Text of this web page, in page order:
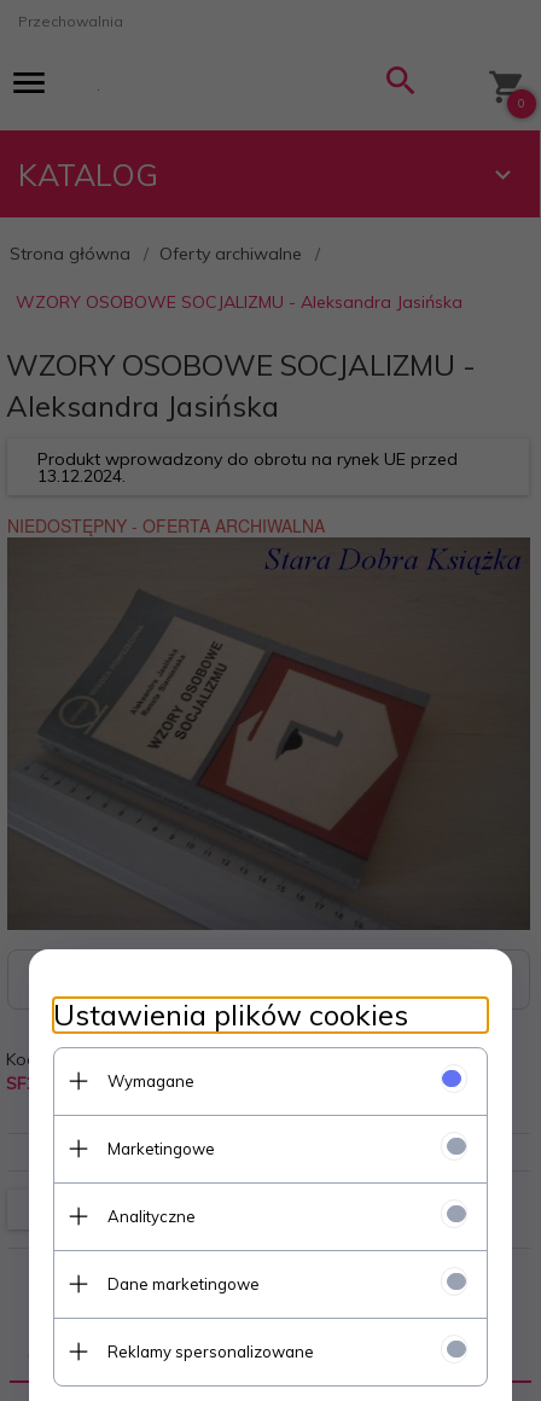
Przechowalnia
0
KATALOG
Strona główna Oferty archiwalne
WZORY OSOBOWE SOCJALIZMU - Aleksandra Jasińska
WZORY OSOBOWE SOCJALIZMU -
Aleksandra Jasińska
Produkt wprowadzony do obrotu na rynek UE przed
13.12.2024.
Kod:
SF2
OPIS PRODUKTU
Ustawienia plików cookies
Wymagane
Marketingowe
Analityczne
Dane marketingowe
Reklamy spersonalizowane